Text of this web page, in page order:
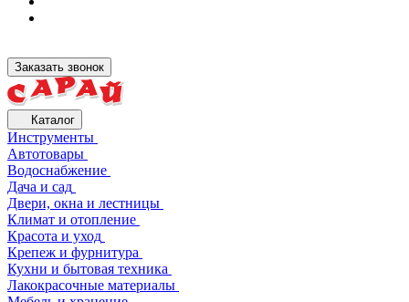
Заказать звонок
Каталог
Инструменты
Автотовары
Водоснабжение
Дача и сад
Двери, окна и лестницы
Климат и отопление
Красота и уход
Крепеж и фурнитура
Кухни и бытовая техника
Лакокрасочные материалы